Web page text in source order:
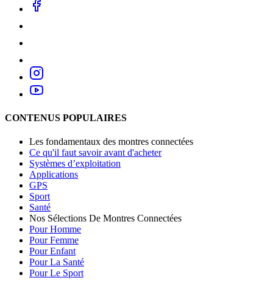
CONTENUS POPULAIRES
Les fondamentaux des montres connectées
Ce qu'il faut savoir avant d'acheter
Systèmes d’exploitation
Applications
GPS
Sport
Santé
Nos Sélections De Montres Connectées
Pour Homme
Pour Femme
Pour Enfant
Pour La Santé
Pour Le Sport